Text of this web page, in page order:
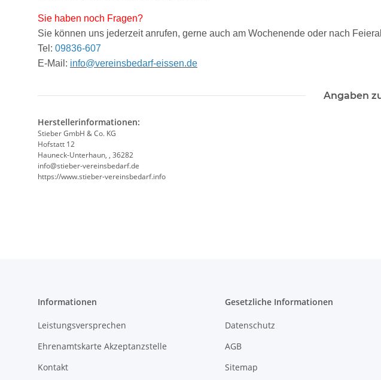
Sie haben noch Fragen?
Sie können uns jederzeit anrufen, gerne auch am Wochenende oder nach
Tel: 09836-607
E-Mail: info@vereinsbedarf-eissen.de
Angaben
Herstellerinformationen:
Stieber GmbH & Co. KG
Hofstatt 12
Hauneck-Unterhaun, , 36282
info@stieber-vereinsbedarf.de
https://www.stieber-vereinsbedarf.info
Informationen
Leistungsversprechen
Ehrenamtskarte Akzeptanzstelle
Kontakt
Gesetzliche Informationen
Datenschutz
AGB
Sitemap